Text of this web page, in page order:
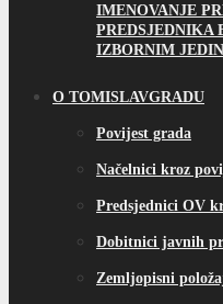
IMENOVANJE
PREDSJEDNIKA
IZBORNIM
O TOMISLAVGRADU
Povijest grada
Načelnici kroz
Predsjednici OV
Dobitnici javnih
Zemljopisni